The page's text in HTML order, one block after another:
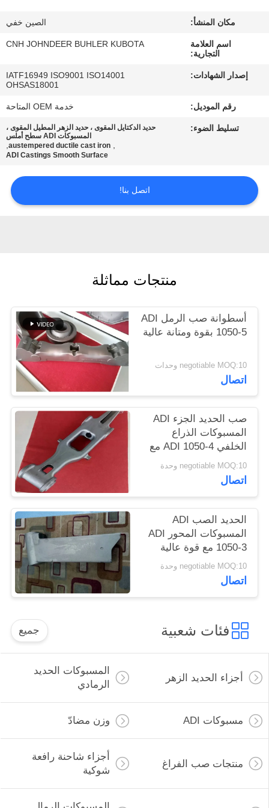
مراقبة
الجودة
اطلب
اقتباس
PRIVACY
POLICY
مكان المنشأ: الصين خفي
اسم العلامة
التجارية:
CNH JOHNDEER BUHLER KUBOTA
إصدار الشهادات:
IATF16949 ISO9001 ISO14001
OHSAS18001
رقم الموديل: خدمة OEM المتاحة
تسليط الضوء:
حديد الدكتايل المقوى ، حديد الزهر المطيل المقوى ،
المسبوكات ADI سطح أملس
,
austempered ductile cast iron
,
ADI Castings Smooth Surface
اتصل بنا!
منتجات مماثلة
أسطوانة صب الرمل ADI
1050-5 بقوة ومتانة عالية
negotiable MOQ:10 وحدات
اتصال
صب الحديد الجزء ADI
المسبوكات الذراع
الخلفي ADI 1050-4 مع
قوة عالية وصلابة
negotiable MOQ:10 وحدة
اتصال
الحديد الصب ADI
المسبوكات المحور ADI
1050-3 مع قوة عالية
وصلابة
negotiable MOQ:10 وحدة
اتصال
فئات شعبية جميع
أجزاء الحديد الزهر
المسبوكات الحديد
الرمادي
مسبوكات ADI وزن مضادّ
منتجات صب الفراغ
أجزاء شاحنة رافعة
شوكية